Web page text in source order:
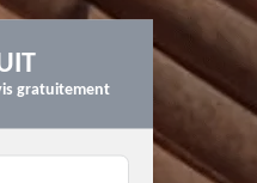
Réparateur
installateur de velux
36 Indre
gratuitement